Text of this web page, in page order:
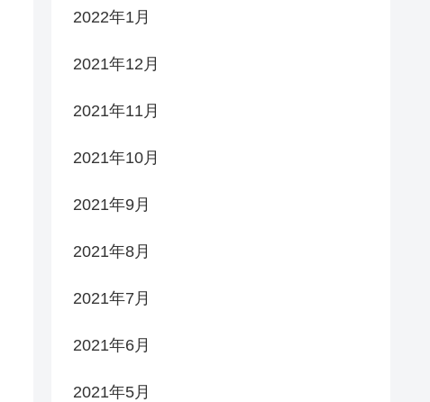
2022年1月
2021年12月
2021年11月
2021年10月
2021年9月
2021年8月
2021年7月
2021年6月
2021年5月